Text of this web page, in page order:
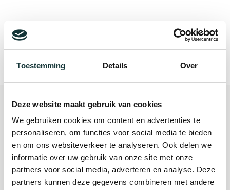
Toestemming Details Over
Deze website maakt gebruik van cookies
We gebruiken cookies om content en advertenties te
personaliseren, om functies voor social media te bieden
en om ons websiteverkeer te analyseren. Ook delen we
informatie over uw gebruik van onze site met onze
partners voor social media, adverteren en analyse. Deze
partners kunnen deze gegevens combineren met andere
Bekijk alle blogberichten
Plan je bezoek
Evenement